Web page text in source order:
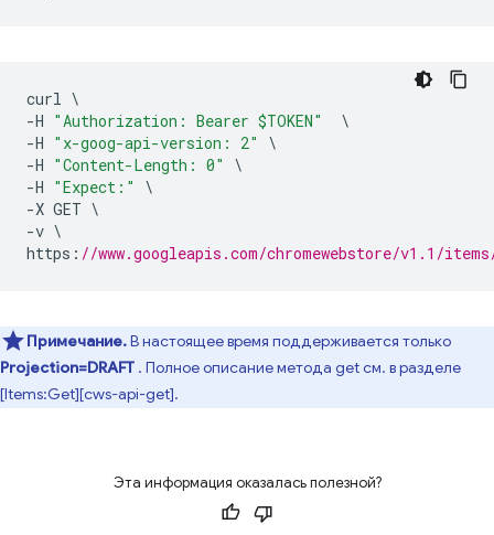
curl \
-H "Authorization: Bearer $TOKEN"
\
-H "x-goog-api-version: 2"
\
-H "Content-Length: 0"
\
-H "Expect:"
\
-X GET \
-v \
https : //www.googleapis.com/chromewebstore/v1.1/
Примечание.В настоящее время поддерживается только
Projection=DRAFT . Полное описание метода get см. в разделе
[Items:Get][cws-api-get].
Эта информация оказалась полезной?